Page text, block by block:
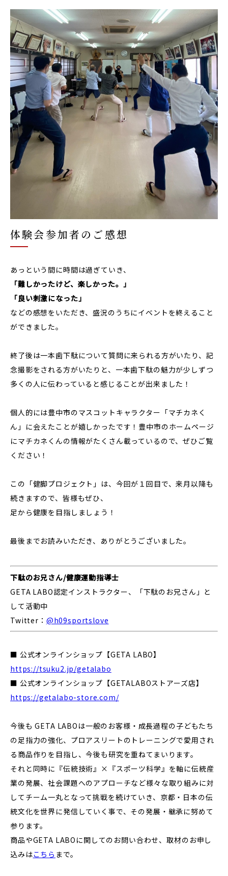
体験会参加者のご感想
あっという間に時間は過ぎていき、
「難しかったけど、楽しかった。」
「良い刺激になった」
などの感想をいただき、盛況のうちにイベントを終えること
ができました。
終了後は一本歯下駄について質問に来られる方がいたり、記
念撮影をされる方がいたりと、一本歯下駄の魅力が少しずつ
多くの人に伝わっていると感じることが出来ました！
個人的には豊中市のマスコットキャラクター「マチカネく
ん」に会えたことが嬉しかったです！豊中市のホームページ
にマチカネくんの情報がたくさん載っているので、ぜひご覧
ください！
この「健脚プロジェクト」は、今回が１回目で、来月以降も
続きますので、皆様もぜひ、
足から健康を目指しましょう！
最後までお読みいただき、ありがとうございました。
下駄のお兄さん/健康運動指導士
GETA LABO認定インストラクター、「下駄のお兄さん」と
して活動中
Twitter： @h09sportslove
■ 公式オンラインショップ【GETA LABO】
https://tsuku2.jp/getalabo
■ 公式オンラインショップ【GETALABOストアーズ店】
https://getalabo-store.com/
今後も GETA LABOは一般のお客様・成長過程の子どもたち
の足指力の強化、プロアスリートのトレーニングで愛用され
る商品作りを目指し、今後も研究を重ねてまいります。
それと同時に『伝統技術』×『スポーツ科学』を軸に伝統産
業の発展、社会課題へのアプローチなど様々な取り組みに対
してチーム一丸となって挑戦を続けていき、京都・日本の伝
統文化を世界に発信していく事で、その発展・継承に努めて
参ります。
商品やGETA LABOに関してのお問い合わせ、取材のお申し
込みはこちら まで。